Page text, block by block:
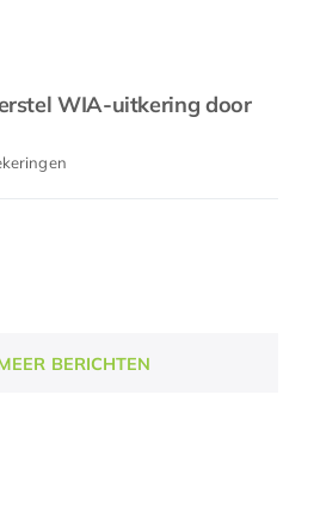
WIA-uitkering door
BERICHTEN